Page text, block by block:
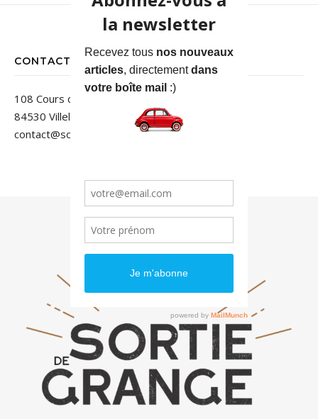
CONTACT
108 Cours des Jardins
84530 Villelaure
contact@sortiedegrange.com